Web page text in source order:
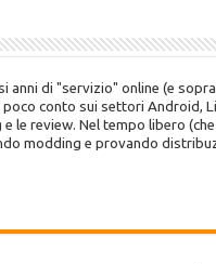
anni di "servizio" online (e
conto sui settori Android,
le review. Nel tempo libero
modding e provando